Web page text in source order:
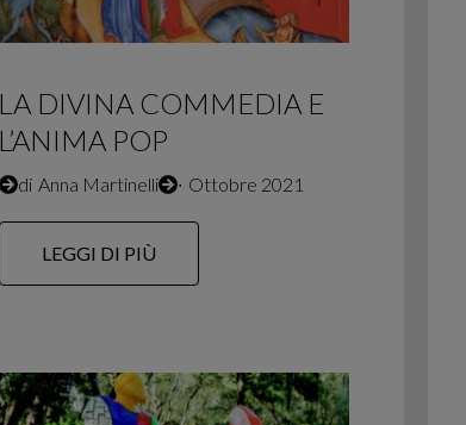
LA DIVINA COMMEDIA E
L’ANIMA POP
di Anna Martinelli ∙ Ottobre 2021
LEGGI DI PIÙ